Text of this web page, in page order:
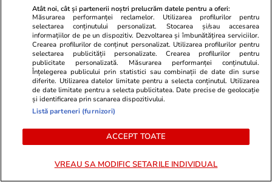
rețete poate fi folosită
Lifestyle 14 iul.
Ce este săpunul de Marsilia și
la ce se folosește
Atât noi, cât și partenerii noștri prelucrăm datele pentru a oferi:
Măsurarea performanței reclamelor. Utilizarea profilurilor pentru
selectarea conținutului personalizat. Stocarea și/sau accesarea
informațiilor de pe un dispozitiv. Dezvoltarea și îmbunătățirea serviciilor.
Crearea profilurilor de conținut personalizat. Utilizarea profilurilor pentru
selectarea publicității personalizate. Crearea profilurilor pentru
publicitate personalizată. Măsurarea performanței conținutului.
Înțelegerea publicului prin statistici sau combinații de date din surse
diferite. Utilizarea datelor limitate pentru a selecta conținutul. Utilizarea
de date limitate pentru a selecta publicitatea. Date precise de geolocație
și identificarea prin scanarea dispozitivului.
Listă parteneri (furnizori)
ACCEPT TOATE
VREAU SA MODIFIC SETARILE INDIVIDUAL